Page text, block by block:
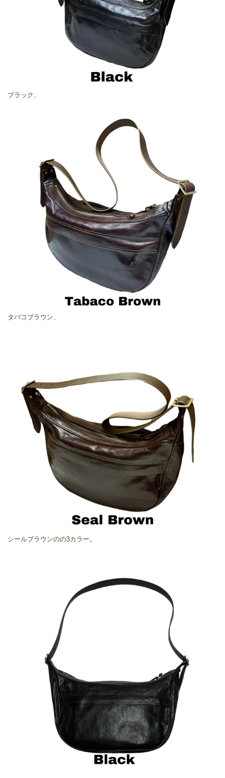
ブラック、
タバコブラウン、
シールブラウンのの3カラー。